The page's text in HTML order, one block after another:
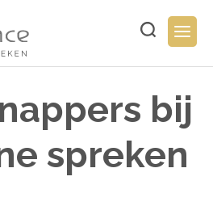
Typ
bij
spreken